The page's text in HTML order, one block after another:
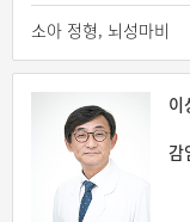
소아 정형, 뇌성마비
이
감